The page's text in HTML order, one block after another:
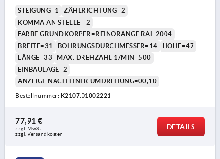
STEIGUNG=1
ZÄHLRICHTUNG=2
KOMMA AN STELLE =2
FARBE GRUNDKÖRPER=REINORANGE RAL 2004
BREITE=31
BOHRUNGSDURCHMESSER=14
HÖHE=47
LÄNGE=33
MAX. DREHZAHL 1/MIN=500
EINBAULAGE=2
ANZEIGE NACH EINER UMDREHUNG=00,10
Bestellnummer: K2107.01002221
77,91 €
zzgl. MwSt.
zzgl. Versandkosten
DETAILS